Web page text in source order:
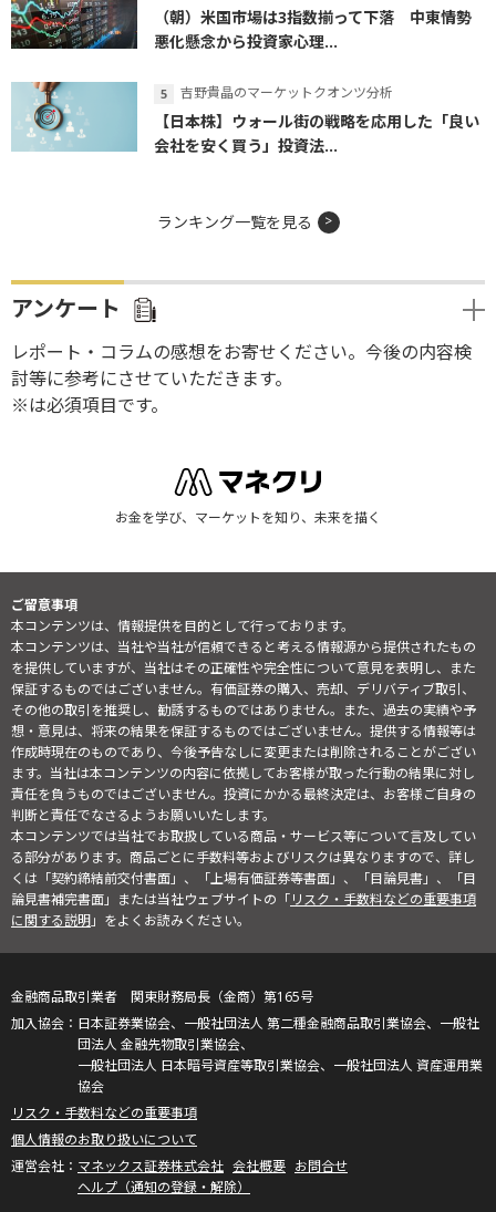
（朝）米国市場は3指数揃って下落 中東情勢
悪化懸念から投資家心理...
吉野貴晶のマーケットクオンツ分析
【日本株】ウォール街の戦略を応用した「良い
会社を安く買う」投資法...
ランキング一覧を見る
アンケート
レポート・コラムの感想をお寄せください。今後の内容検
討等に参考にさせていただきます。
※は必須項目です。
お金を学び、マーケットを知り、未来を描く
ご留意事項
本コンテンツは、情報提供を目的として行っております。
本コンテンツは、当社や当社が信頼できると考える情報源から提供されたもの
を提供していますが、当社はその正確性や完全性について意見を表明し、また
保証するものではございません。有価証券の購入、売却、デリバティブ取引、
その他の取引を推奨し、勧誘するものではありません。また、過去の実績や予
想・意見は、将来の結果を保証するものではございません。提供する情報等は
作成時現在のものであり、今後予告なしに変更または削除されることがござい
ます。当社は本コンテンツの内容に依拠してお客様が取った行動の結果に対し
責任を負うものではございません。投資にかかる最終決定は、お客様ご自身の
判断と責任でなさるようお願いいたします。
本コンテンツでは当社でお取扱している商品・サービス等について言及してい
る部分があります。商品ごとに手数料等およびリスクは異なりますので、詳し
くは「契約締結前交付書面」、「上場有価証券等書面」、「目論見書」、「目
論見書補完書面」または当社ウェブサイトの「リスク・手数料などの重要事項
に関する説明」をよくお読みください。
金融商品取引業者 関東財務局長（金商）第165号
日本証券業協会、一般社団法人 第二種金融商品取引業協会、一般社
団法人 金融先物取引業協会、
一般社団法人 日本暗号資産等取引業協会、一般社団法人 資産運用業
協会
リスク・手数料などの重要事項
個人情報のお取り扱いについて
マネックス証券株式会社 会社概要 お問合せ
ヘルプ（通知の登録・解除）